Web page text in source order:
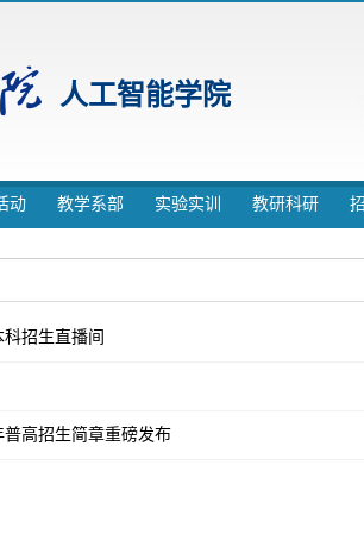
人工智能学院
动 教学系部 实验实训 教研科研
招生直播间
高招生简章重磅发布